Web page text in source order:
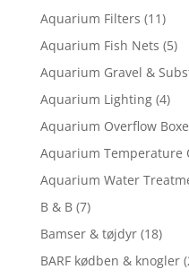
Aquarium Filters (11)
Aquarium Fish Nets (5)
Aquarium Gravel &
Aquarium Lighting (4)
Aquarium Overflow
Aquarium Temperature
Aquarium Water
B & B (7)
Bamser & tøjdyr (18)
BARF kødben & knogler